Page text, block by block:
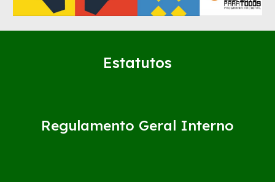
Estatutos
Regulamento Geral Interno